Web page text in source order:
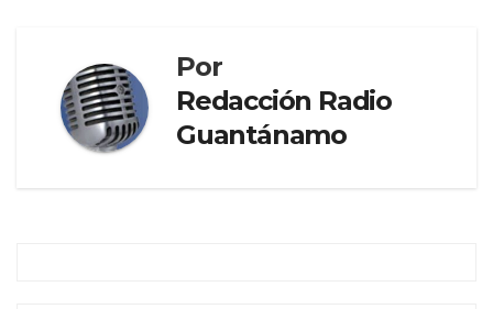
Por
Redacción Radio
Guantánamo